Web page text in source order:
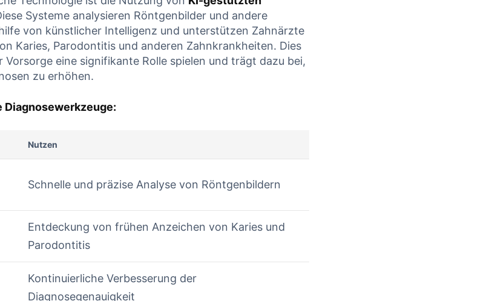
Systeme analysieren Röntgenbilder und andere
von künstlicher Intelligenz und unterstützen Zahnärzte
Karies, Parodontitis und anderen Zahnkrankheiten. Dies
Vorsorge eine signifikante Rolle spielen und trägt dazu bei,
zu erhöhen.
Nutzen
Schnelle und präzise Analyse von Röntgenbildern
Entdeckung von frühen Anzeichen von Karies und
Parodontitis
Kontinuierliche Verbesserung der
Diagnosegenauigkeit